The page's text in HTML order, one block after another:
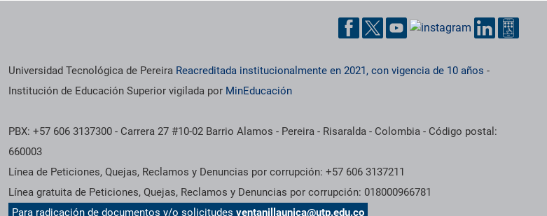
Universidad Tecnológica de Pereira Reacreditada institucionalmente en 2021, con vigencia de 10 años -
Institución de Educación Superior vigilada por MinEducación
PBX: +57 606 3137300 - Carrera 27 #10-02 Barrio Alamos - Pereira - Risaralda - Colombia - Código postal:
660003
Línea de Peticiones, Quejas, Reclamos y Denuncias por corrupción: +57 606 3137211
Línea gratuita de Peticiones, Quejas, Reclamos y Denuncias por corrupción: 018000966781
Para radicación de documentos y/o solicitudesventanillaunica@utp.edu.co